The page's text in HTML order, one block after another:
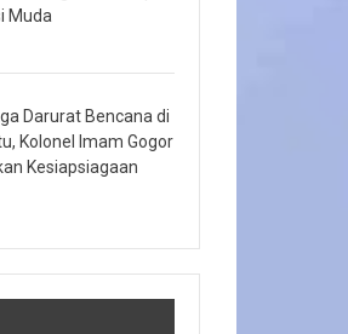
Muda
Darurat Bencana di
Kolonel Imam Gogor
Kesiapsiagaan